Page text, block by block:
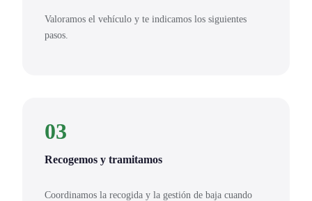
Valoramos el vehículo y te indicamos los siguientes
pasos.
03
Recogemos y tramitamos
Coordinamos la recogida y la gestión de baja cuando